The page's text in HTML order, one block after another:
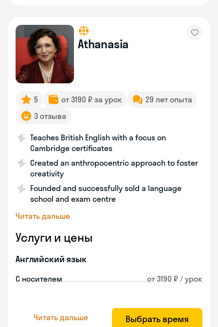
Athanasia
5 от 3190 ₽ за урок
29 лет опыта
3 отзыва
Teaches British English with a focus on
Cambridge certificates
Created an anthropocentric approach to foster
creativity
Founded and successfully sold a language
school and exam centre
Читать дальше
Услуги и цены
Английский язык
С носителем от 3190 ₽ / урок
Читать дальше Выбрать время